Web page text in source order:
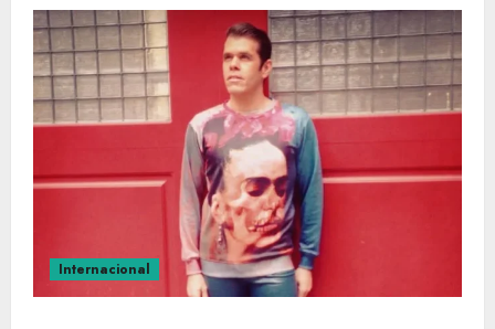
Internacional